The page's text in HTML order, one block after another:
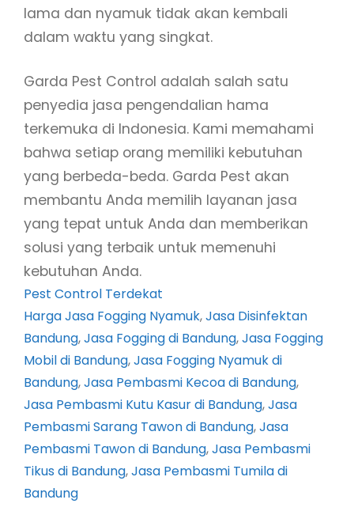
lama dan nyamuk tidak akan kembali
dalam waktu yang singkat.
Garda Pest Control adalah salah satu
penyedia jasa pengendalian hama
terkemuka di Indonesia. Kami memahami
bahwa setiap orang memiliki kebutuhan
yang berbeda-beda. Garda Pest akan
membantu Anda memilih layanan jasa
yang tepat untuk Anda dan memberikan
solusi yang terbaik untuk memenuhi
kebutuhan Anda.
Pest Control Terdekat
Harga Jasa Fogging Nyamuk, Jasa Disinfektan
Bandung, Jasa Fogging di Bandung, Jasa Fogging
Mobil di Bandung, Jasa Fogging Nyamuk di
Bandung, Jasa Pembasmi Kecoa di Bandung
Jasa Pembasmi Kutu Kasur di Bandung, Jasa
Pembasmi Sarang Tawon di Bandung, Jasa
Pembasmi Tawon di Bandung, Jasa Pembasmi
Tikus di Bandung, Jasa Pembasmi Tumila di
Bandung